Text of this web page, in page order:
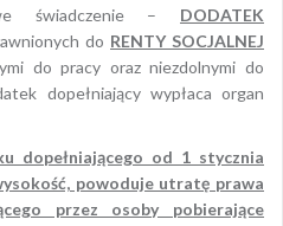
świadczenie – DODATEK
do RENTY SOCJALNEJ
do pracy oraz niezdolnymi do
dopełniający wypłaca organ
dopełniającego od 1 stycznia
powoduje utratę prawa
przez osoby pobierające